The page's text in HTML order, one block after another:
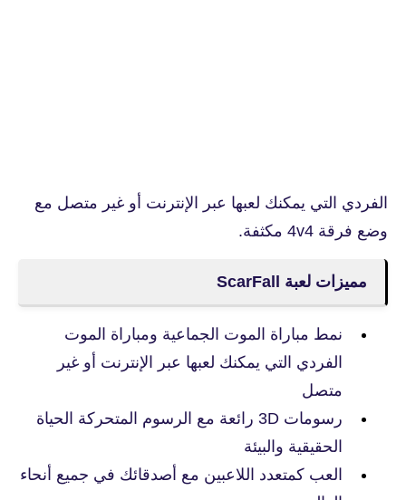
الفردي التي يمكنك لعبها عبر الإنترنت أو غير متصل مع
وضع فرقة 4v4 مكثفة.
مميزات لعبة ScarFall
نمط مباراة الموت الجماعية ومباراة الموت
الفردي التي يمكنك لعبها عبر الإنترنت أو غير
متصل
رسومات 3D رائعة مع الرسوم المتحركة الحياة
الحقيقية والبيئة
العب كمتعدد اللاعبين مع أصدقائك في جميع أنحاء